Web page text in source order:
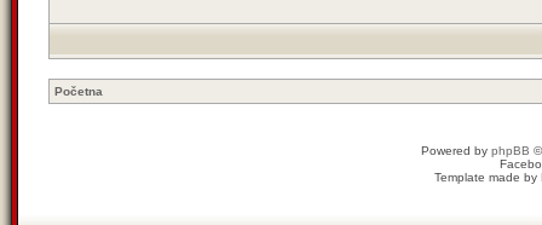
Početna
Powered by phpBB
Template made by